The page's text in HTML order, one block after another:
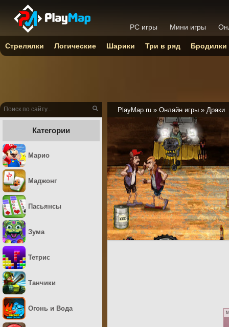
PlayMap.ru » Онлайн игры » Драки
Категории
Марио
Маджонг
Пасьянсы
Зума
Тетрис
Танчики
Огонь и Вода
PC игры Мини игры
Стрелялки Логические Шарики Три в ряд Бродилки